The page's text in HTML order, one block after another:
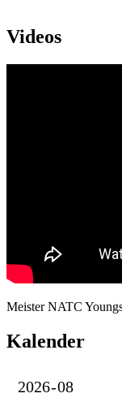
Videos
Meister NATC
Kalender